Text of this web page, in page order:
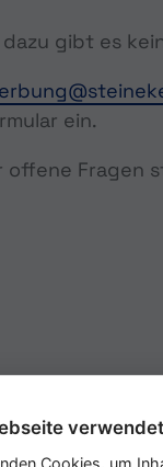
gibt es
ein.
Fragen